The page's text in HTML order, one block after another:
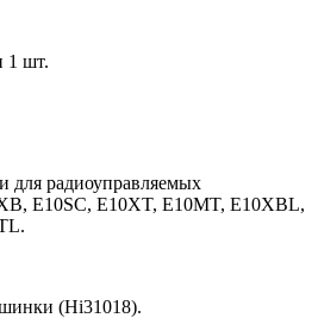
1 шт.
для радиоуправляемых
E10SC, E10XT, E10MT, E10XBL,
(Hi31018).